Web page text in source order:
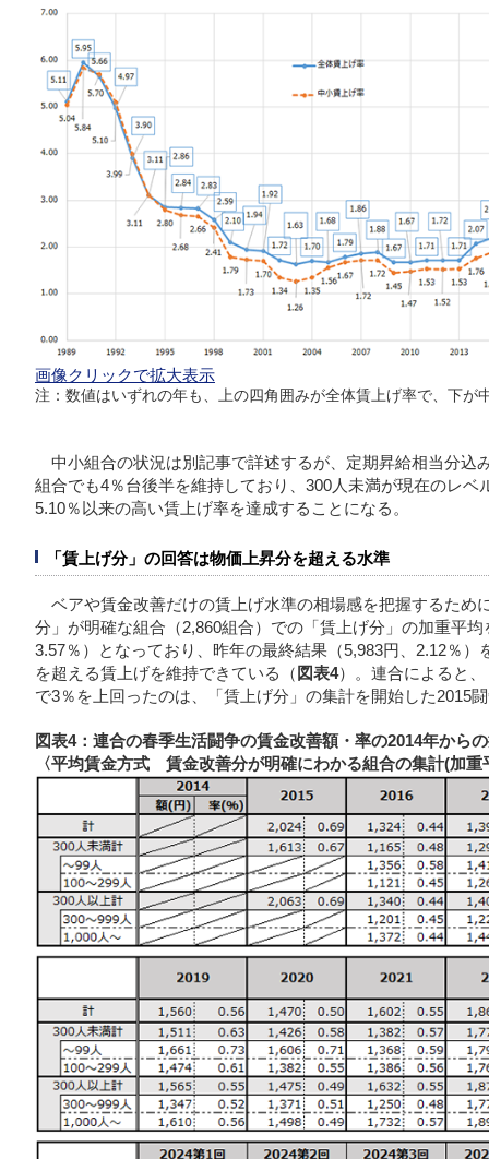
画像クリックで拡大表示
注：数値はいずれの年も、上の四角囲みが全体賃上げ率で、下が
中小組合の状況は別記事で詳述するが、定期昇給相当分込
組合でも4％台後半を維持しており、300人未満が現在のレベ
5.10％以来の高い賃上げ率を達成することになる。
「賃上げ分」の回答は物価上昇分を超える水準
ベアや賃金改善だけの賃上げ水準の相場感を把握するため
分」が明確な組合（2,860組合）での「賃上げ分」の加重平
3.57％）となっており、昨年の最終結果（5,983円、2.12％
を超える賃上げを維持できている（ 図表4）。連合によると
で3％を上回ったのは、「賃上げ分」の集計を開始した2015
図表4：連合の春季生活闘争の賃金改善額・率の2014年から
〈平均賃金方式 賃金改善分が明確にわかる組合の集計(加